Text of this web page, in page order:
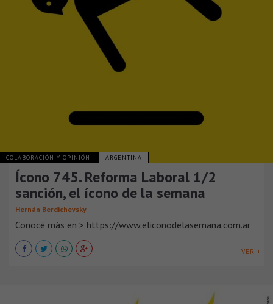
COLABORACIÓN Y OPINIÓN ARGENTINA
Ícono 745. Reforma Laboral 1/2
sanción, el ícono de la semana
Hernán Berdichevsky
Conocé más en > https://www.eliconodelasemana.com.ar
VER +